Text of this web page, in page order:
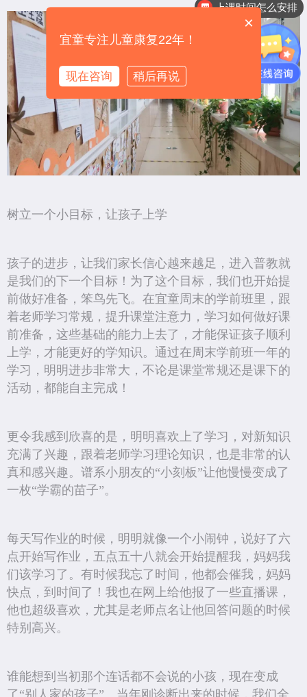
树立一个小目标，让孩子上学
孩子的进步，让我们家长信心越来越足，进入普教就
是我们的下一个目标！为了这个目标，我们也开始提
前做好准备，笨鸟先飞。在宜童周末的学前班里，跟
着老师学习常规，提升课堂注意力，学习如何做好课
前准备，这些基础的能力上去了，才能保证孩子顺利
上学，才能更好的学知识。通过在周末学前班一年的
学习，明明进步非常大，不论是课堂常规还是课下的
活动，都能自主完成！
更令我感到欣喜的是，明明喜欢上了学习，对新知识
充满了兴趣，跟着老师学习理论知识，也是非常的认
真和感兴趣。谱系小朋友的“小刻板”让他慢慢变成了
一枚“学霸的苗子”。
每天写作业的时候，明明就像一个小闹钟，说好了六
点开始写作业，五点五十八就会开始提醒我，妈妈我
们该学习了。有时候我忘了时间，他都会催我，妈妈
快点，到时间了！我也在网上给他报了一些直播课，
他也超级喜欢，尤其是老师点名让他回答问题的时候
特别高兴。
谁能想到当初那个连话都不会说的小孩，现在变成
上课时间怎么安排
×
宜童专注儿童康复22年！
现在咨询 稍后再说